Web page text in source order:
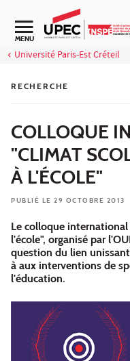
Aller au contenu
Navigation secondaire
MENU
Université Paris-Est Créteil
RECHERCHE
COLLOQUE
"CLIMAT
À L'ÉCOLE"
PUBLIÉ LE 29 OCTOBRE 2013
Le colloque
l'école", organisé par
question du lien
à aux interventions de
l'éducation.